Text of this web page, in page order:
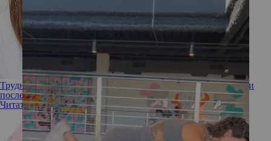
Трудно говорить: как быстро восстановить голосовые связки
после нагрузки
Читать полностью